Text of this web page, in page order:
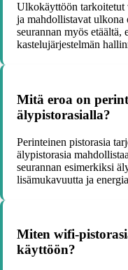
Ulkokäyttöön tarkoitetut
ja mahdollistavat ulkona
seurannan myös etäältä,
kastelujärjestelmän
Mitä eroa on
älypistorasialla?
Perinteinen pistorasia
älypistorasia
seurannan esimerkiksi
lisämukavuutta ja
Miten wifi-
käyttöön?